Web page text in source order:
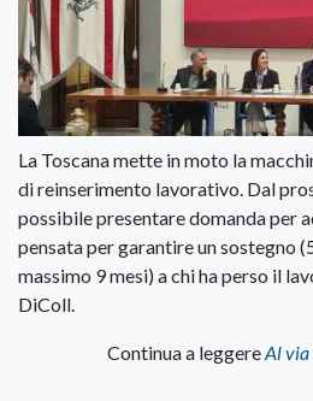
La Toscana mette in moto la
di reinserimento lavorativo. Dal
possibile presentare domanda per
pensata per garantire un sostegno
massimo 9 mesi) a chi ha perso il
DiColl.
Continua a leggereAl via